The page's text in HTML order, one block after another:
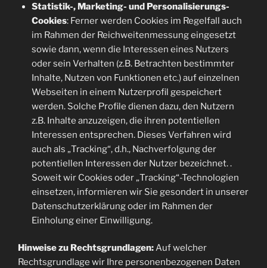
Statistik-, Marketing- und Personalisierungs-
Cookies: Ferner werden Cookies im Regelfall auch
im Rahmen der Reichweitenmessung eingesetzt
sowie dann, wenn die Interessen eines Nutzers
oder sein Verhalten (z.B. Betrachten bestimmter
Inhalte, Nutzen von Funktionen etc.) auf einzelnen
Webseiten in einem Nutzerprofil gespeichert
werden. Solche Profile dienen dazu, den Nutzern
z.B. Inhalte anzuzeigen, die ihren potentiellen
Interessen entsprechen. Dieses Verfahren wird
auch als „Tracking“, d.h., Nachverfolgung der
potentiellen Interessen der Nutzer bezeichnet. .
Soweit wir Cookies oder „Tracking“-Technologien
einsetzen, informieren wir Sie gesondert in unserer
Datenschutzerklärung oder im Rahmen der
Einholung einer Einwilligung.
Hinweise zu Rechtsgrundlagen:Auf welcher
Rechtsgrundlage wir Ihre personenbezogenen Daten